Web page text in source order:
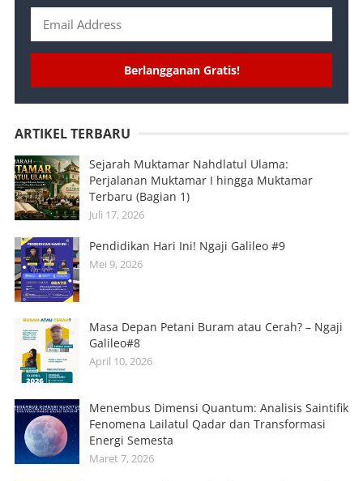
Berlangganan Gratis!
ARTIKEL TERBARU
Sejarah Muktamar Nahdlatul Ulama:
Perjalanan Muktamar I hingga Muktamar
Terbaru (Bagian 1)
Juli 17, 2026
Pendidikan Hari Ini! Ngaji Galileo #9
Mei 9, 2026
Masa Depan Petani Buram atau Cerah? – Ngaji
Galileo#8
April 10, 2026
Menembus Dimensi Quantum: Analisis Saintifik
Fenomena Lailatul Qadar dan Transformasi
Energi Semesta
Maret 7, 2026